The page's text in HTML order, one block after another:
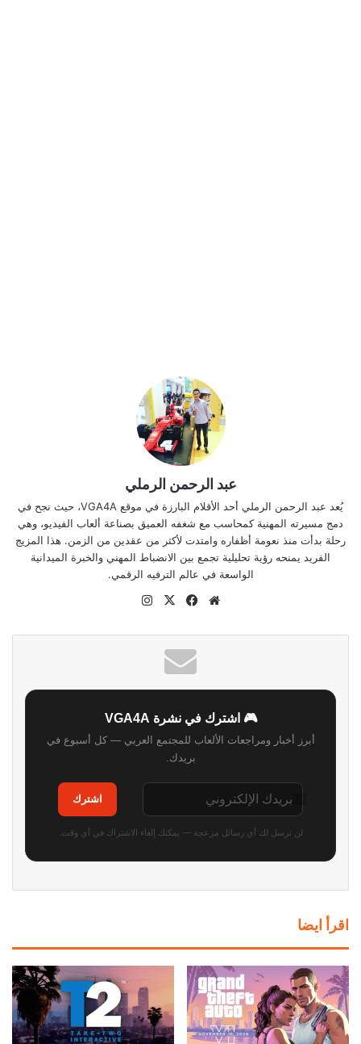
عبد الرحمن الرملي
يُعد عبد الرحمن الرملي أحد الأقلام البارزة في موقع VGA4A، حيث نجح في
دمج مسيرته المهنية كمحاسب مع شغفه العميق بصناعة ألعاب الفيديو، وهي
رحلة بدأت منذ نعومة أظفاره وامتدت لأكثر من عقدين من الزمن. هذا المزيج
الفريد يمنحه رؤية تحليلية تجمع بين الانضباط المهني والخبرة الميدانية
الواسعة في عالم الترفيه الرقمي.
موقع
فيسبوك
‫X
🎮 اشترك في نشرة VGA4A
أبرز أخبار ومراجعات الألعاب للمجتمع العربي — كل أسبوع في
بريدك.
اشترك
لن نرسل لك أي رسائل مزعجة — يمكنك إلغاء الاشتراك في أي وقت.
اقرأ ايضا